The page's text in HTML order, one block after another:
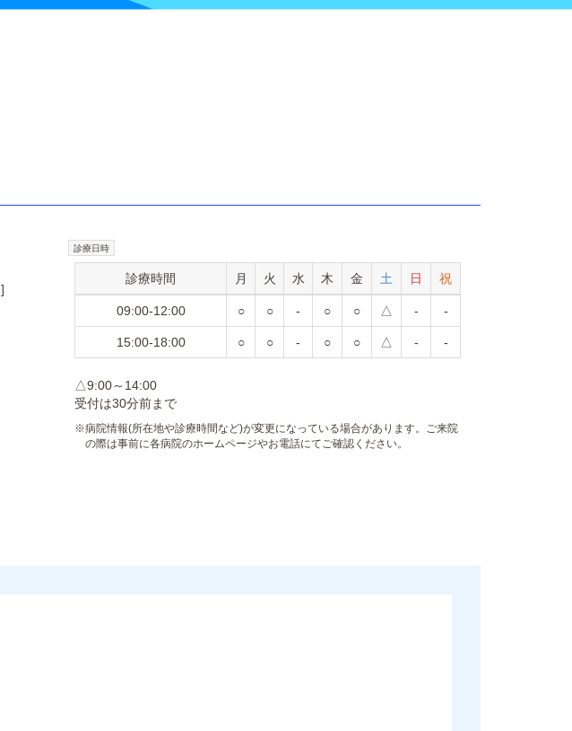
]
診療日時
診療時間 月 火 水 木 金 土 日 祝
09:00-12:00 ○ ○ - ○ ○ △ - -
15:00-18:00 ○ ○ - ○ ○ △ - -
△9:00～14:00
受付は30分前まで
※病院情報(所在地や診療時間など)が変更になっている場合があります。ご来院
の際は事前に各病院のホームページやお電話にてご確認ください。